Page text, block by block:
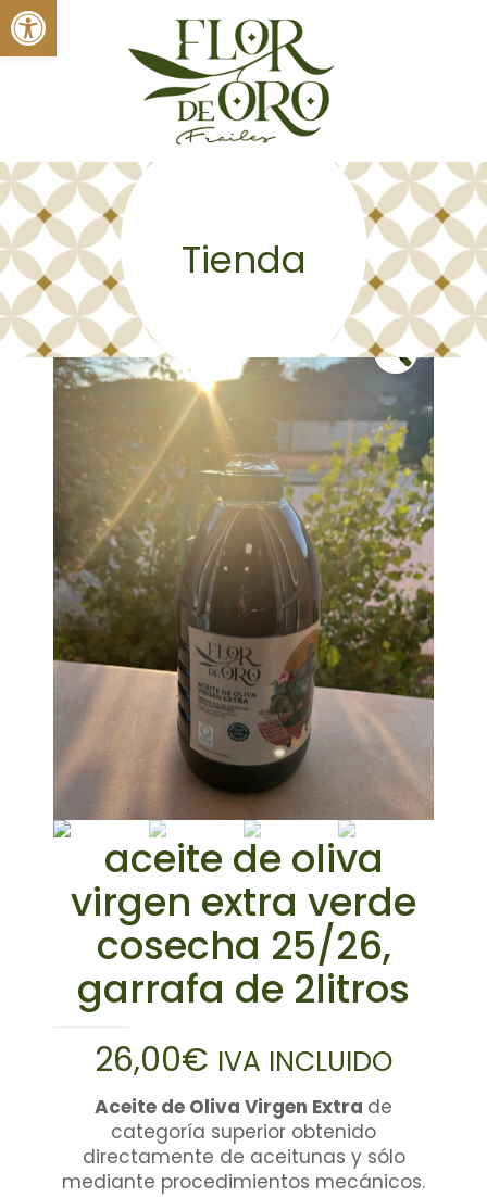
Tienda
🔍
aceite de oliva
virgen extra verde
cosecha 25/26,
garrafa de 2litros
26,00€ IVA INCLUIDO
Aceite de Oliva Virgen Extra de
categoría superior obtenido
directamente de aceitunas y sólo
mediante procedimientos mecánicos.